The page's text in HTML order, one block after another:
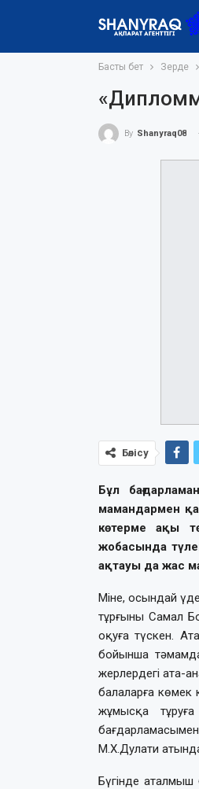
Басты бет Зерде
By Shanyraq08
Бөлісу
Бұл
мамандармен
көтерме ақы
жобасында
ақтауы да жас
Міне, осындай
тұрғыны Самал
оқуға түскен.
бойынша
жерлердегі ата-
балаларға көмек
жұмысқа
М.Х.Дулати
Бүгінде